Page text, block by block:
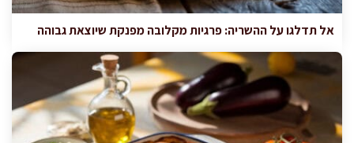
אל תדלגו על ההשריה: פרגיות מקלובה מפנקת שיוצאת גבוהה